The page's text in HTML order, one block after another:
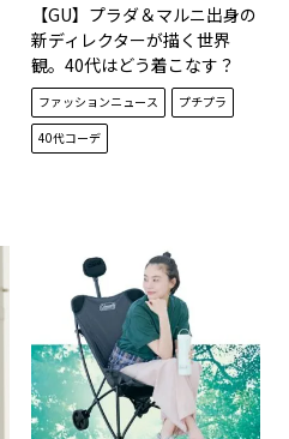
【GU】プラダ＆マルニ出身の
新ディレクターが描く世界
観。40代はどう着こなす？
ファッションニュース
プチプラ
40代コーデ